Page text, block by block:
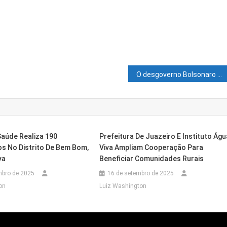
Realiza 190
No Distrito De Bem Bom,
de 2025
Prefeitura De Juazeiro E Instituto
Viva Ampliam Cooperação Para
Beneficiar Comunidades Rurais
16 de setembro de 2025
Luiz Washington